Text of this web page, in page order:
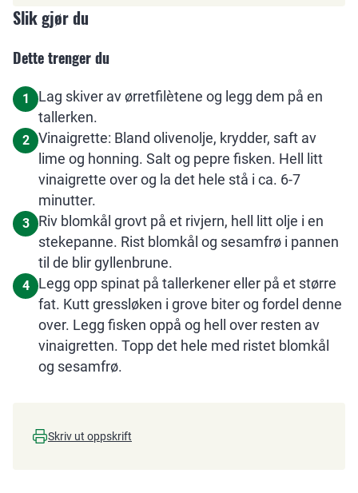
Slik gjør du
Dette trenger du
1
Lag skiver av ørretfilètene og legg dem på en
tallerken.
2
Vinaigrette: Bland olivenolje, krydder, saft av
lime og honning. Salt og pepre fisken. Hell litt
vinaigrette over og la det hele stå i ca. 6-7
minutter.
3
Riv blomkål grovt på et rivjern, hell litt olje i en
stekepanne. Rist blomkål og sesamfrø i pannen
til de blir gyllenbrune.
4
Legg opp spinat på tallerkener eller på et større
fat. Kutt gressløken i grove biter og fordel denne
over. Legg fisken oppå og hell over resten av
vinaigretten. Topp det hele med ristet blomkål
og sesamfrø.
Skriv ut oppskrift